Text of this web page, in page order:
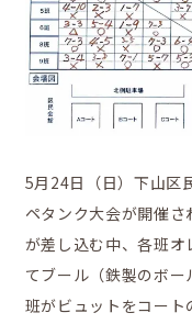
5月24日（日）下山区
ペタンク大会が開催
が差し込む中、各班
てブール（鉄製のボ
班がビュットをコー